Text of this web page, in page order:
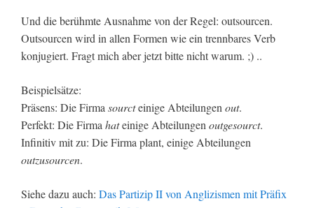
Und die berühmte Ausnahme von der Regel: outsourcen.
Outsourcen wird in allen Formen wie ein trennbares Verb
konjugiert. Fragt mich aber jetzt bitte nicht warum. ;) ..
Beispielsätze:
Präsens: Die Firma sourcteinige Abteilungen out.
Perfekt: Die Firma hateinige Abteilungen outgesourct.
Infinitiv mit zu: Die Firma plant, einige Abteilungen
outzusourcen.
Siehe dazu auch: Das Partizip II von Anglizismen mit Präfix